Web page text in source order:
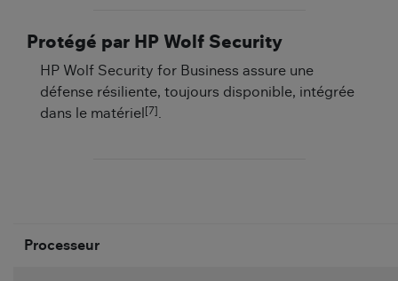
Protégé par HP Wolf Security
HP Wolf Security for Business assure une
défense résiliente, toujours disponible, intégrée
dans le matériel [7]
Processeur